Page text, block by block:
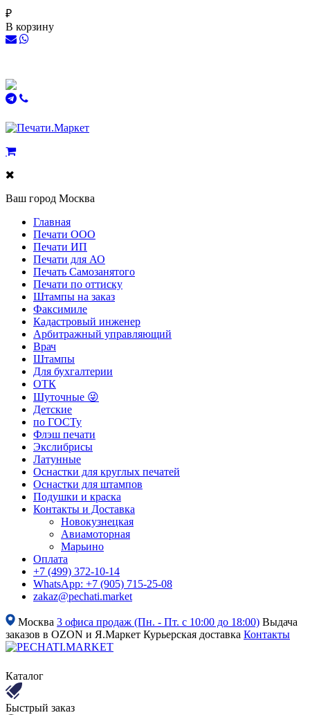
₽
В корзину
Ваш город Москва
Главная
Печати ООО
Печати ИП
Печати для АО
Печать Самозанятого
Печати по оттиску
Штампы на заказ
Факсимиле
Кадастровый инженер
Арбитражный управляющий
Врач
Штампы
Для бухгалтерии
ОТК
Шуточные 😜
Детские
по ГОСТу
Флэш печати
Экслибрисы
Латунные
Оснастки для круглых печатей
Оснастки для штампов
Подушки и краска
Контакты и Доставка
Новокузнецкая
Авиамоторная
Марьино
Оплата
+7 (499) 372-10-14
WhatsApp: +7 (905) 715-25-08
zakaz@pechati.market
Москва 3 офиса продаж (Пн. - Пт. с 10:00 до 18:00) Выдача
заказов в OZON и Я.Маркет Курьерская доставка Контакты
Каталог
Быстрый заказ